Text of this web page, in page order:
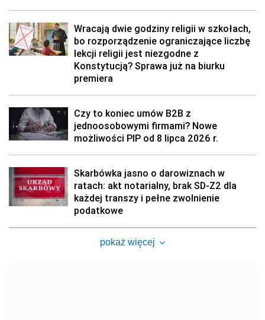
Wracają dwie godziny religii w szkołach,
bo rozporządzenie ograniczające liczbę
lekcji religii jest niezgodne z
Konstytucją? Sprawa już na biurku
premiera
Czy to koniec umów B2B z
jednoosobowymi firmami? Nowe
możliwości PIP od 8 lipca 2026 r.
Skarbówka jasno o darowiznach w
ratach: akt notarialny, brak SD-Z2 dla
każdej transzy i pełne zwolnienie
podatkowe
pokaż więcej